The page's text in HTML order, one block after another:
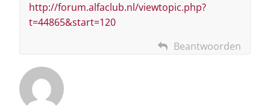
http://forum.alfaclub.nl/viewtopic.php?
t=44865&start=120
Beantwoorden